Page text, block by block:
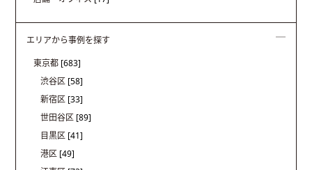
エリアから事例を探す
東京都 [683]
渋谷区 [58]
新宿区 [33]
世田谷区 [89]
目黒区 [41]
港区 [49]